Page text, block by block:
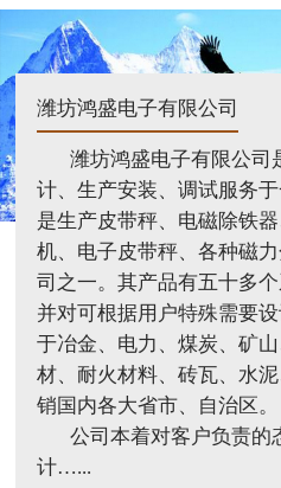
潍坊鸿盛电子有限公司
潍坊鸿盛电子有限公司
计、生产安装、调试服务
是生产皮带秤、电磁除铁
机、电子皮带秤、各种磁
司之一。其产品有五十多
并对可根据用户特殊需要
于冶金、电力、煤炭、矿
材、耐火材料、砖瓦、水
销国内各大省市、自治区。
公司本着对客户负责的
计…...